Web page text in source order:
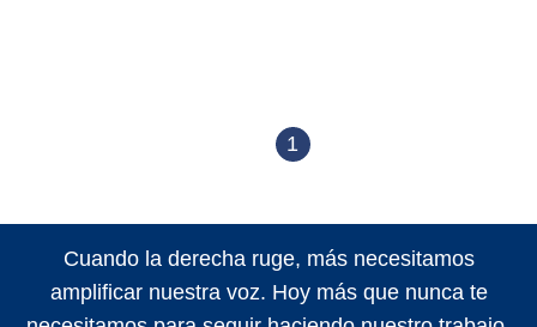
1
Cuando la derecha ruge, más necesitamos
amplificar nuestra voz. Hoy más que nunca te